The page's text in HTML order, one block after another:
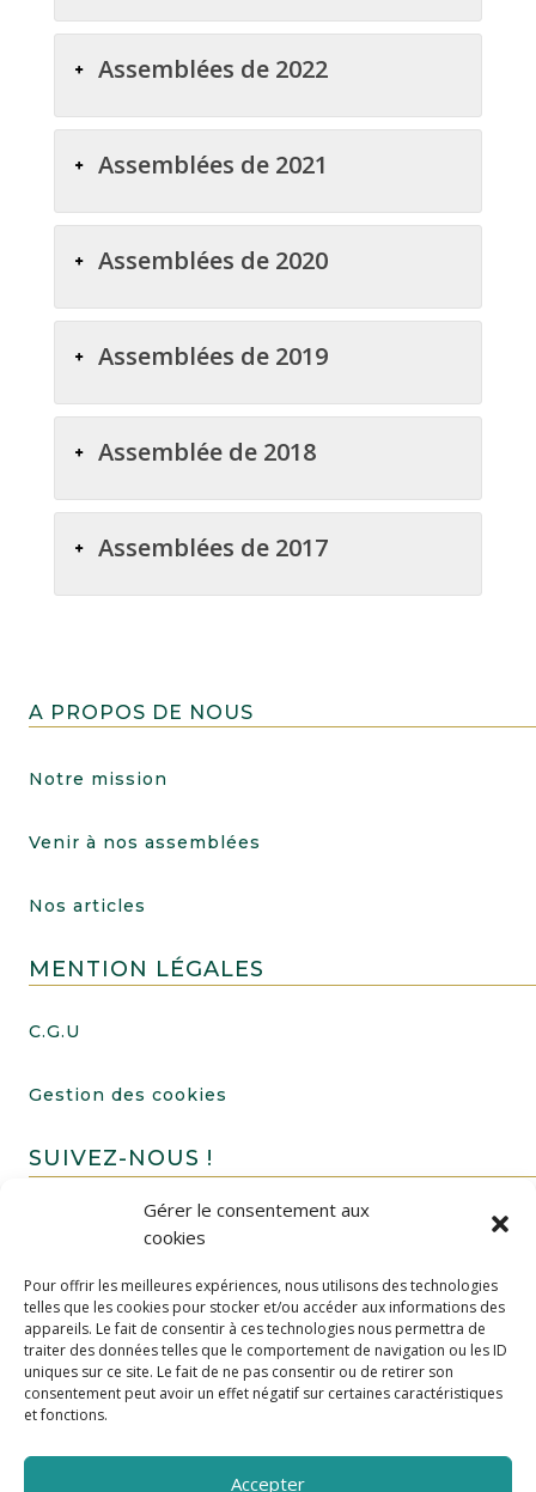
Gérer le consentement aux
cookies
Pour offrir les meilleures expériences, nous utilisons des technologies
telles que les cookies pour stocker et/ou accéder aux informations des
appareils. Le fait de consentir à ces technologies nous permettra de
traiter des données telles que le comportement de navigation ou les ID
uniques sur ce site. Le fait de ne pas consentir ou de retirer son
consentement peut avoir un effet négatif sur certaines caractéristiques
et fonctions.
Accepter
Assemblées de 2022
Assemblées de 2021
Assemblées de 2020
Assemblées de 2019
Assemblée de 2018
Assemblées de 2017
A PROPOS DE NOUS
Notre mission
Venir à nos assemblées
Nos articles
MENTION LÉGALES
C.G.U
Gestion des cookies
SUIVEZ-NOUS !
FAIRE UN DON